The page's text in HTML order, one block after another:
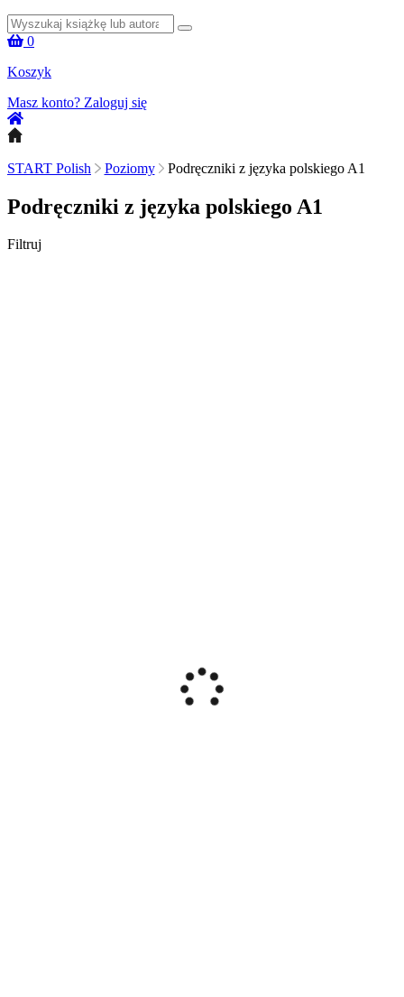
Szukaj:
0
Koszyk
Masz konto? Zaloguj się
START Polish Poziomy Podręczniki z języka polskiego A1
Podręczniki z języka polskiego A1
Filtruj